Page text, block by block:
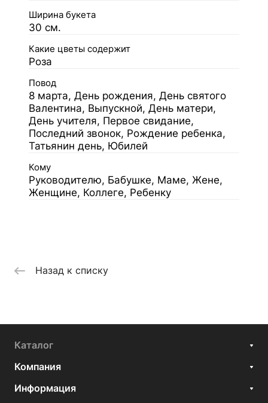
Ширина букета
30 см.
Какие цветы содержит
Роза
Повод
8 марта, День рождения, День святого
Валентина, Выпускной, День матери,
День учителя, Первое свидание,
Последний звонок, Рождение ребенка,
Татьянин день, Юбилей
Кому
Руководителю, Бабушке, Маме, Жене,
Женщине, Коллеге, Ребенку
Назад к списку
Каталог
Компания
Информация